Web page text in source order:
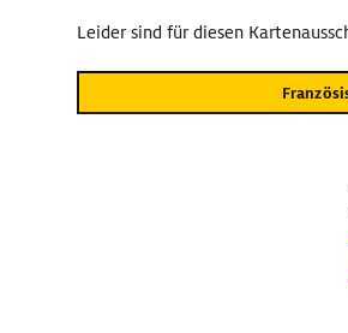
Leider sind für diesen